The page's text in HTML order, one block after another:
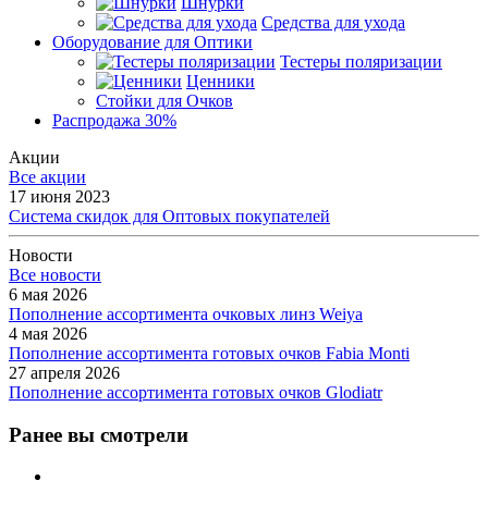
Средства для ухода
Оборудование для Оптики
Тестеры поляризации
Ценники
Стойки для Очков
Распродажа 30%
Акции
Все акции
17 июня 2023
Система скидок для Оптовых покупателей
Новости
Все новости
6 мая 2026
Пополнение ассортимента очковых линз Weiya
4 мая 2026
Пополнение ассортимента готовых очков Fabia Monti
27 апреля 2026
Пополнение ассортимента готовых очков Glodiatr
Ранее вы смотрели